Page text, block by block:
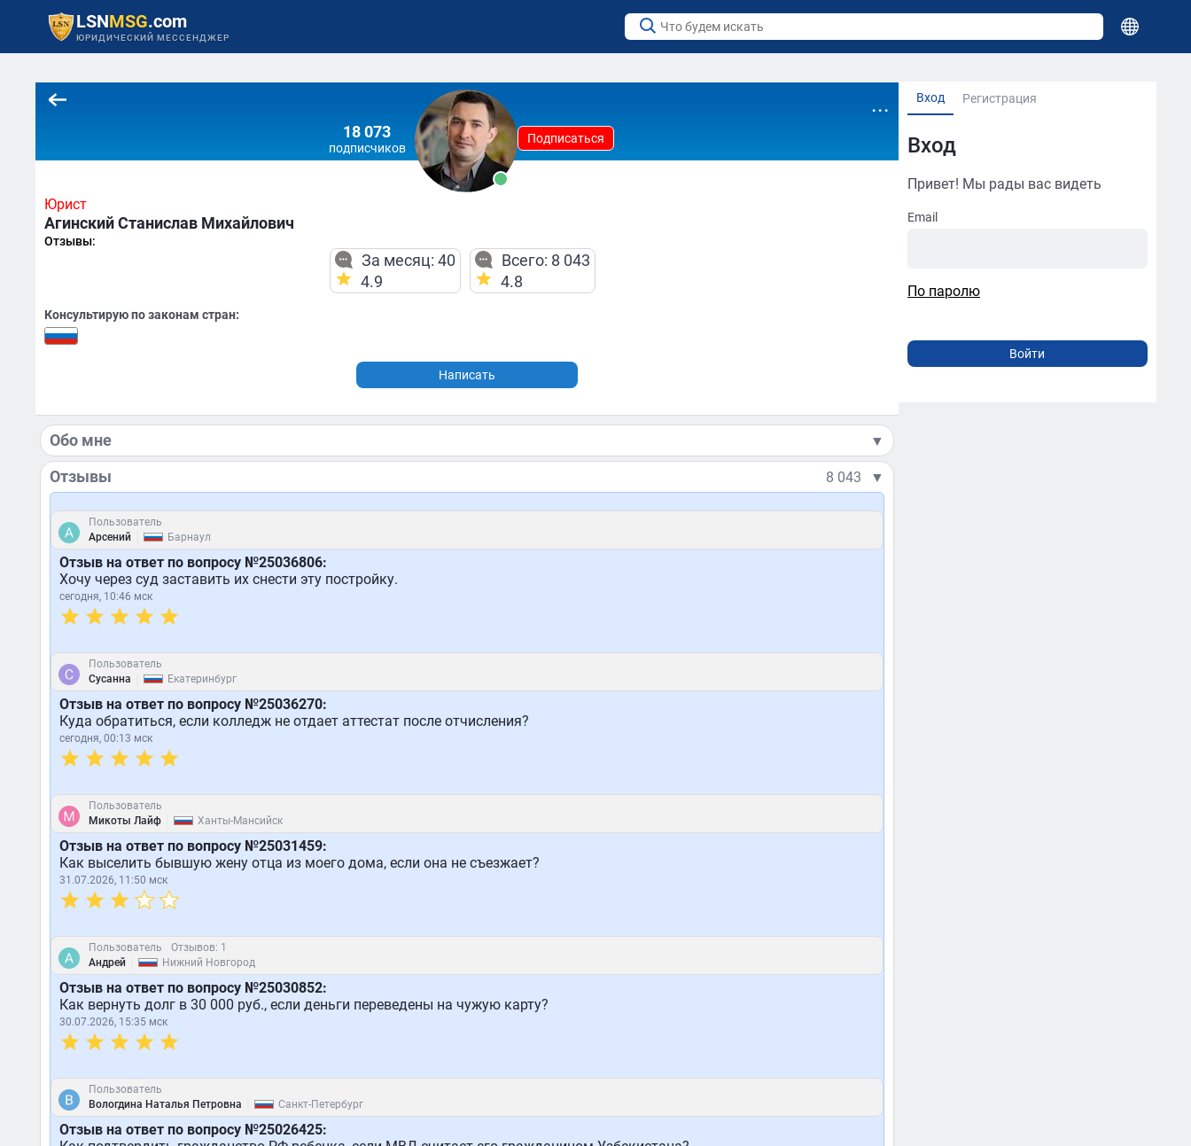
LSNMSG.com
ЮРИДИЧЕСКИЙ МЕССЕНДЖЕР
Вход Регистрация
Вход
Привет! Мы рады вас видеть
Email
По паролю
18 073
подписчиков
Подписаться
...
Юрист
Агинский Станислав Михайлович
Отзывы:
За месяц: 40
4.9
Всего: 8 043
4.8
Консультирую по законам стран:
Написать
Обо мне ▼
Отзывы 8 043 ▼
Пользователь
Арсений
Барнаул
Отзыв на ответ по вопросу №25036806:
Хочу через суд заставить их снести эту постройку.
сегодня, 10:46 мск
Пользователь
Сусанна
Екатеринбург
Отзыв на ответ по вопросу №25036270:
Куда обратиться, если колледж не отдает аттестат после отчисления?
сегодня, 00:13 мск
Пользователь
Микоты Лайф
Ханты-Мансийск
Отзыв на ответ по вопросу №25031459:
Как выселить бывшую жену отца из моего дома, если она не съезжает?
31.07.2026, 11:50 мск
Пользователь
Отзывов: 1
Андрей
Нижний Новгород
Отзыв на ответ по вопросу №25030852:
Как вернуть долг в 30 000 руб., если деньги переведены на чужую карту?
30.07.2026, 15:35 мск
Пользователь
Вологдина Наталья Петровна
Санкт-Петербург
Отзыв на ответ по вопросу №25026425: